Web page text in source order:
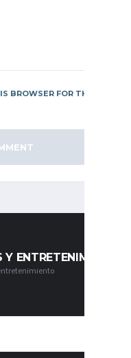
BROWSER FOR THE
ENTRETENIMIENTO